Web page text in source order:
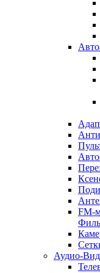
FM-
Аудио-